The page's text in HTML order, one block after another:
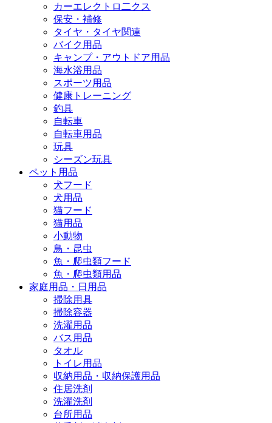
カーエレクトロ二クス
保安・補修
タイヤ・タイヤ関連
バイク用品
キャンプ・アウトドア用品
海水浴用品
スポーツ用品
健康トレーニング
釣具
自転車
自転車用品
玩具
シーズン玩具
ペット用品
犬フード
犬用品
猫フード
猫用品
小動物
鳥・昆虫
魚・爬虫類フード
魚・爬虫類用品
家庭用品・日用品
掃除用具
掃除容器
洗濯用品
バス用品
タオル
トイレ用品
収納用品・収納保護用品
住居洗剤
洗濯洗剤
台所用品